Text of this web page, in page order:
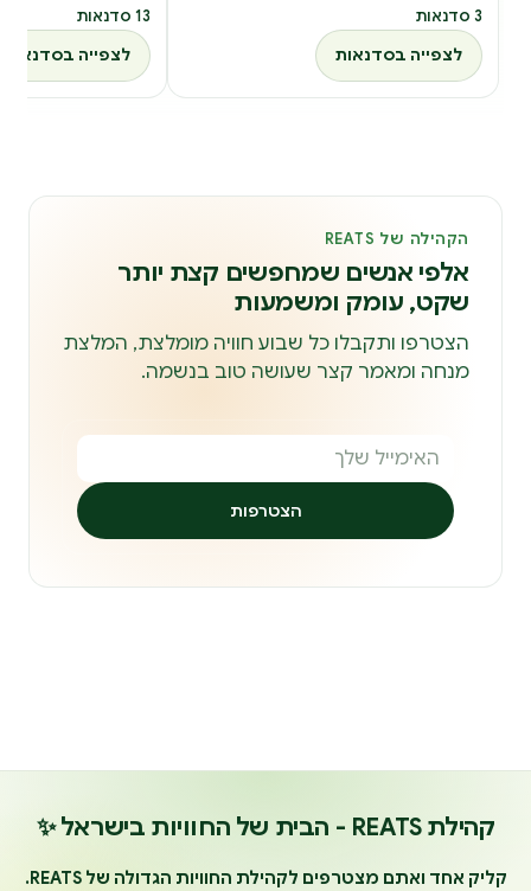
3 סדנאות
לצפייה בסדנאות
13 סדנאות
לצפייה בסדנאות
הקהילה של REATS
אלפי אנשים שמחפשים קצת יותר
שקט, עומק ומשמעות
הצטרפו ותקבלו כל שבוע חוויה מומלצת, המלצת
מנחה ומאמר קצר שעושה טוב בנשמה.
הצטרפות
קהילת REATS - הבית של החוויות בישראל ✨
קליק אחד ואתם מצטרפים לקהילת החוויות הגדולה של REATS.